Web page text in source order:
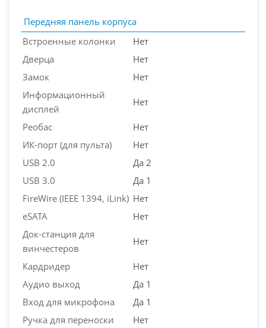
Передняя панель корпуса
Встроенные колонки
Нет
Дверца
Нет
Замок
Нет
Информационный
дисплей
Нет
Реобас
Нет
ИК-порт (для пульта)
Нет
USB 2.0
Да 2
USB 3.0
Да 1
FireWire (IEEE 1394, iLink) Нет
eSATA
Нет
Док-станция для
винчестеров
Нет
Кардридер
Нет
Аудио выход
Да 1
Вход для микрофона
Да 1
Ручка для переноски
Нет